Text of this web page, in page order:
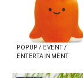
POPUP / EVENT /
ENTERTAINMENT